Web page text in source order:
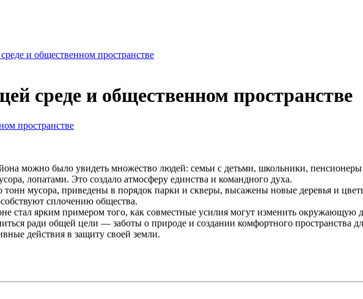
и общественном пространстве
среде и общественном пространстве
можно было увидеть множество людей: семьи с детьми, школьники,
лопатами. Это создало атмосферу единства и командного духа.
тонн мусора, приведены в порядок парки и скверы, высажены новые деревья и
сплочению общества.
стал ярким примером того, как совместные усилия могут изменить окружающую
ради общей цели — заботы о природе и создании комфортного пространства
действия в защиту своей земли.